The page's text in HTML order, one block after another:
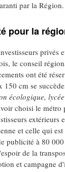
par la Région.
pour la
privés
le conseil
ont été
150 cm se
écologique,
choisi le
et celle qui
publicité à 80
de la
et campagne